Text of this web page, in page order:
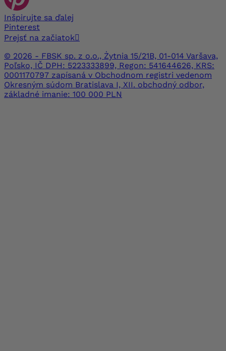
Inšpirujte sa ďalej
Pinterest
Prejsť na začiatok
© 2026 - FBSK sp. z o.o., Żytnia 15/21B, 01-014 Varšava,
Poľsko, IČ DPH: 5223333899, Regon: 541644626, KRS:
0001170797 zapísaná v Obchodnom registri vedenom
Okresným súdom Bratislava I, XII. obchodný odbor,
základné imanie: 100 000 PLN